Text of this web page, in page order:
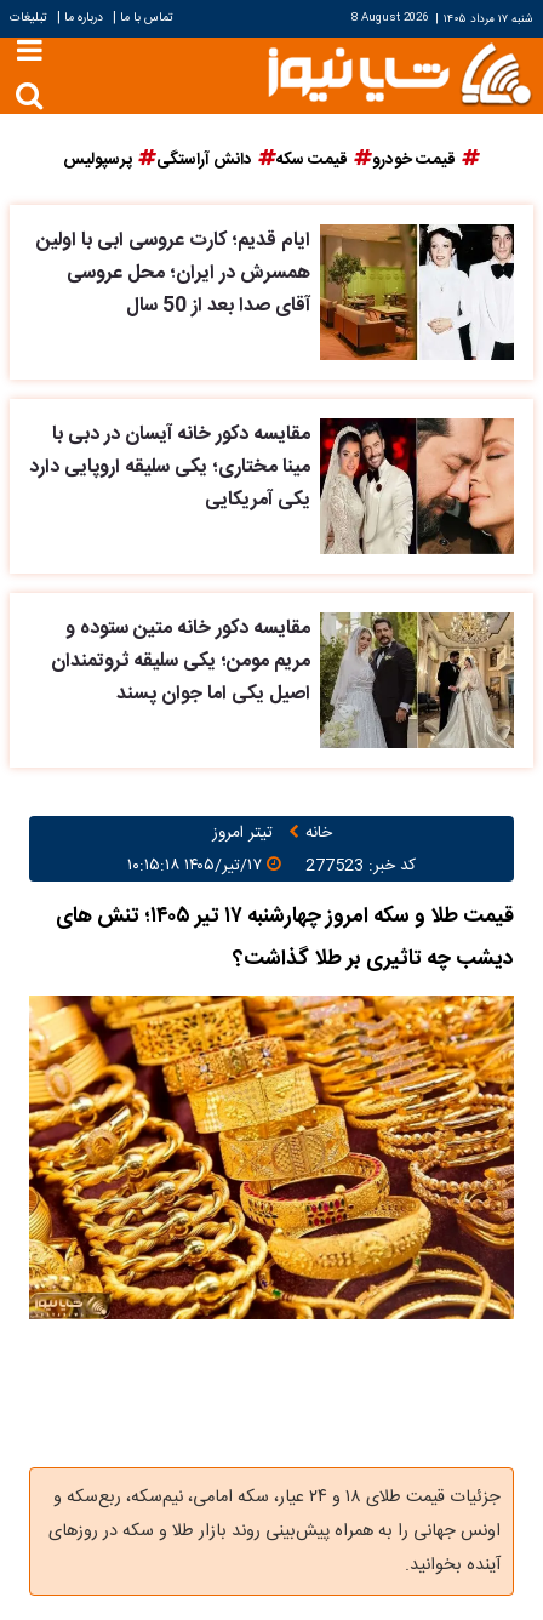
شنبه ۱۷ مرداد ۱۴۰۵ |
8 August 2026 تماس با ما | درباره ما | تبلیغات
قیمت خودرو قیمت سکه دانش آراستگی پرسپولیس
ایام قدیم؛ کارت عروسی ابی با اولین
همسرش در ایران؛ محل عروسی
آقای صدا بعد از 50 سال
مقایسه دکور خانه آیسان در دبی با
مینا مختاری؛ یکی سلیقه اروپایی دارد
یکی آمریکایی
مقایسه دکور خانه متین ستوده و
مریم مومن؛ یکی سلیقه ثروتمندان
اصیل یکی اما جوان پسند
خانه
تیتر امروز
کد خبر: 277523
قیمت طلا و سکه امروز چهارشنبه ۱۷ تیر ۱۴۰۵؛ تنش های
دیشب چه تاثیری بر طلا گذاشت؟
جزئیات قیمت طلای ۱۸ و ۲۴ عیار، سکه امامی، نیم‌سکه، ربع‌سکه و
اونس جهانی را به همراه پیش‌بینی روند بازار طلا و سکه در روزهای
آینده بخوانید.